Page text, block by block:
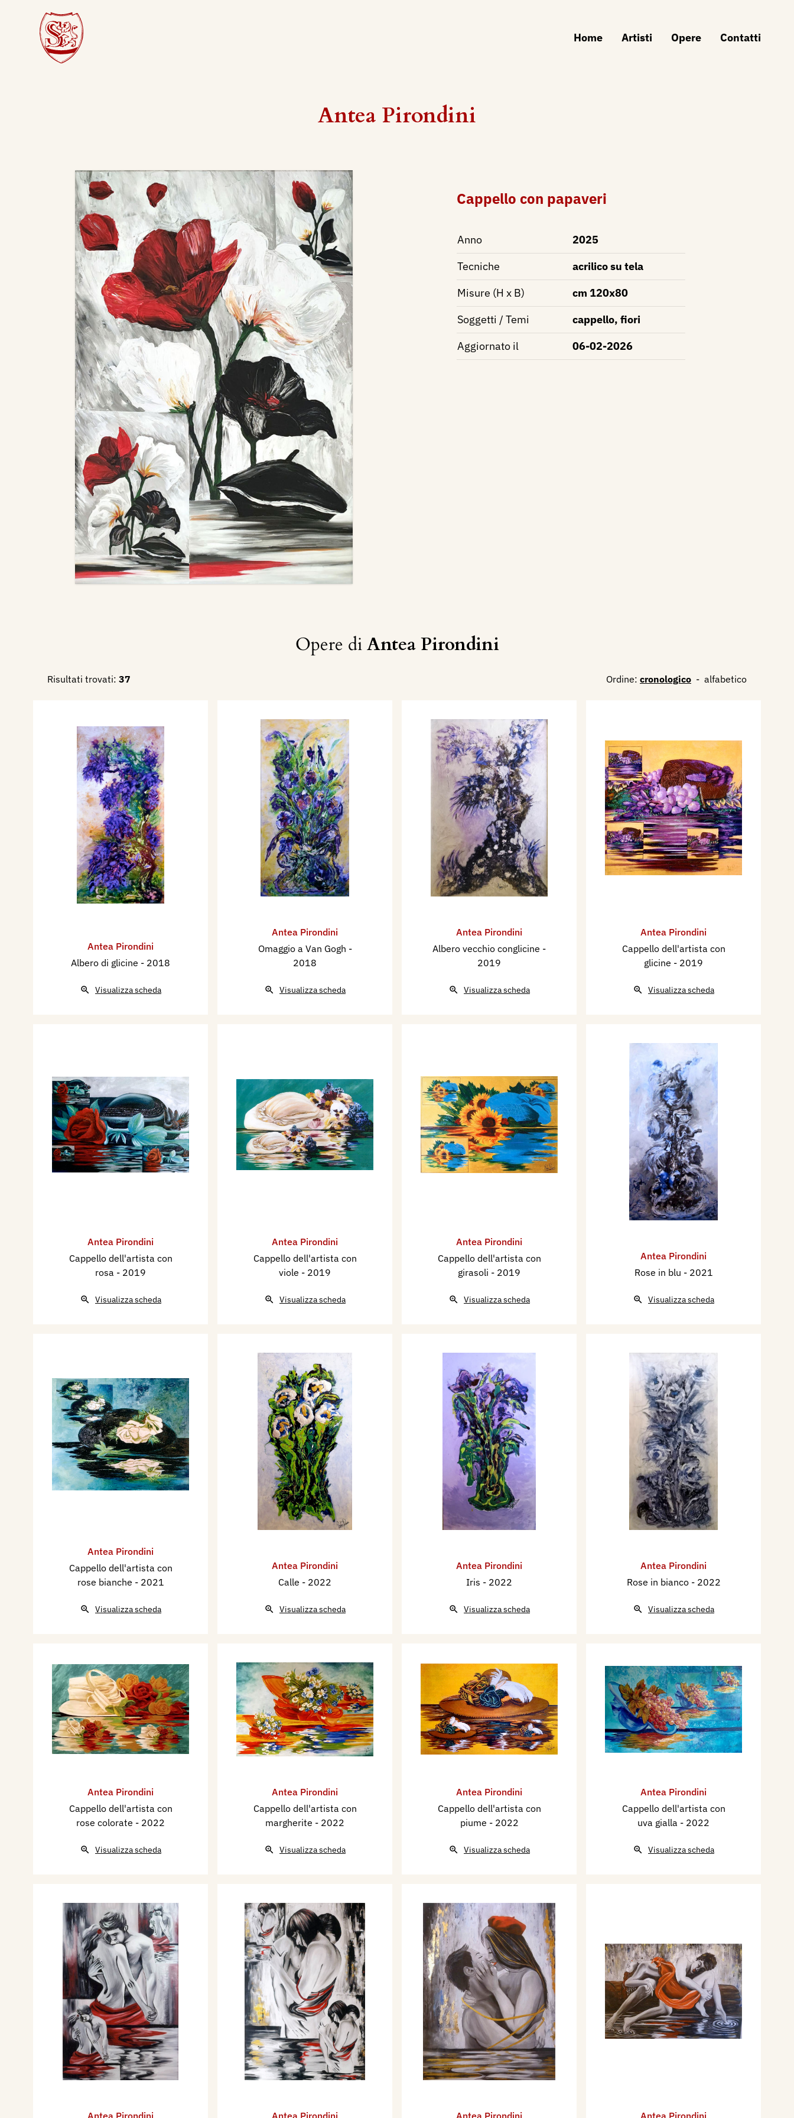
Home Artisti Opere Contatti
Antea Pirondini
Cappello con papaveri
Anno
2025
Tecniche
acrilico su tela
Misure (H x B)
cm 120x80
Soggetti / Temi
cappello, fiori
Aggiornato il
06-02-2026
Opere diAntea Pirondini
Risultati trovati: 37 Ordine: cronologico - alfabetico
Antea Pirondini
Albero di glicine - 2018
Visualizza scheda
Antea Pirondini
Omaggio a Van Gogh -
2018
Visualizza scheda
Antea Pirondini
Albero vecchio conglicine -
2019
Visualizza scheda
Antea Pirondini
Cappello dell'artista con
glicine - 2019
Visualizza scheda
Antea Pirondini
Cappello dell'artista con
rosa - 2019
Visualizza scheda
Antea Pirondini
Cappello dell'artista con
viole - 2019
Visualizza scheda
Antea Pirondini
Cappello dell'artista con
girasoli - 2019
Visualizza scheda
Antea Pirondini
Rose in blu - 2021
Visualizza scheda
Antea Pirondini
Cappello dell'artista con
rose bianche - 2021
Visualizza scheda
Antea Pirondini
Calle - 2022
Visualizza scheda
Antea Pirondini
Iris - 2022
Visualizza scheda
Antea Pirondini
Rose in bianco - 2022
Visualizza scheda
Antea Pirondini
Cappello dell'artista con
rose colorate - 2022
Visualizza scheda
Antea Pirondini
Cappello dell'artista con
margherite - 2022
Visualizza scheda
Antea Pirondini
Cappello dell'artista con
piume - 2022
Visualizza scheda
Antea Pirondini
Cappello dell'artista con
uva gialla - 2022
Visualizza scheda
Antea Pirondini Antea Pirondini Antea Pirondini Antea Pirondini